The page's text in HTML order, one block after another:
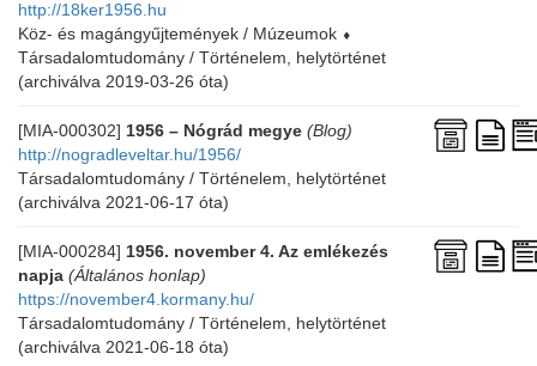
http://18ker1956.hu
Köz- és magángyűjtemények / Múzeumok ⬧
Társadalomtudomány / Történelem, helytörténet
(archiválva 2019-03-26 óta)
[MIA-000302] 1956 – Nógrád megye (Blog)
http://nogradleveltar.hu/1956/
Társadalomtudomány / Történelem, helytörténet
(archiválva 2021-06-17 óta)
[MIA-000284] 1956. november 4. Az emlékezés
napja (Általános honlap)
https://november4.kormany.hu/
Társadalomtudomány / Történelem, helytörténet
(archiválva 2021-06-18 óta)